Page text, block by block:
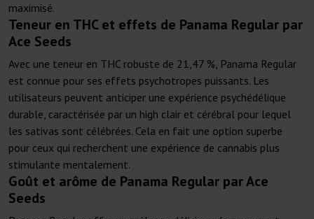
maximisé.
Teneur en THC et effets de Panama Regular par
Ace Seeds
Avec une teneur en THC robuste de 21,47 %, Panama Regular
est connue pour ses effets psychotropes puissants. Les
utilisateurs peuvent anticiper une expérience psychédélique
durable, caractérisée par un high clair et cérébral pour lequel
les sativas sont célébrées. Cela en fait une option superbe
pour ceux qui recherchent une expérience de cannabis plus
stimulante mentalement.
Goût et arôme de Panama Regular par Ace
Seeds